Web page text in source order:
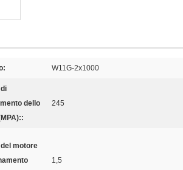
W11G-2x1000
dello
245
motore
1,5